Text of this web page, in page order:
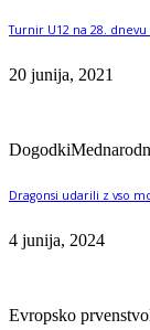
Turnir U12 na 28.
20 junija, 2021
Dogodki
Dragonsi udarili z vso
4 junija, 2024
Evropsko prvenstvo